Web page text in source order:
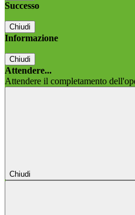
Successo
Chiudi
Informazione
Chiudi
Attendere...
Attendere il completamento
Chiudi